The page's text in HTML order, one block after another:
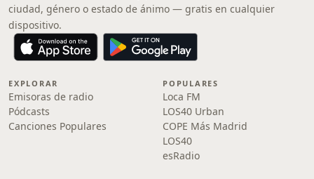
ciudad, género o estado de ánimo — gratis en cualquier
dispositivo.
EXPLORAR
Emisoras de radio
Pódcasts
Canciones Populares
POPULARES
Loca FM
LOS40 Urban
COPE Más Madrid
LOS40
esRadio